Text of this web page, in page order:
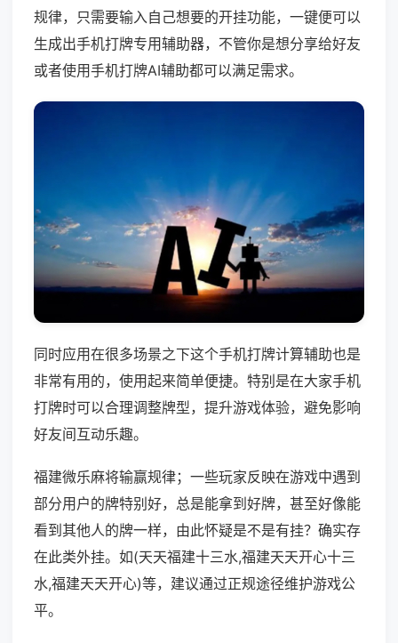
规律，只需要输入自己想要的开挂功能，一键便可以
生成出手机打牌专用辅助器，不管你是想分享给好友
或者使用手机打牌AI辅助都可以满足需求。
同时应用在很多场景之下这个手机打牌计算辅助也是
非常有用的，使用起来简单便捷。特别是在大家手机
打牌时可以合理调整牌型，提升游戏体验，避免影响
好友间互动乐趣。
福建微乐麻将输赢规律；一些玩家反映在游戏中遇到
部分用户的牌特别好，总是能拿到好牌，甚至好像能
看到其他人的牌一样，由此怀疑是不是有挂？确实存
在此类外挂。如(天天福建十三水,福建天天开心十三
水,福建天天开心)等，建议通过正规途径维护游戏公
平。